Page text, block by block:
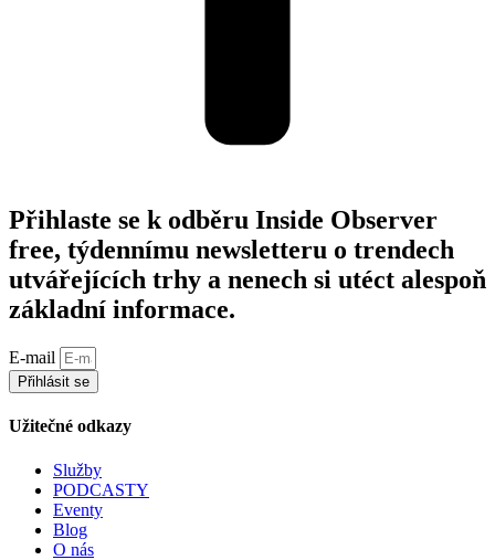
Přihlaste se k odběru Inside Observer
free, týdennímu newsletteru o trendech
utvářejících trhy a nenech si utéct alespoň
základní informace.
E-mail
Přihlásit se
Užitečné odkazy
Služby
PODCASTY
Eventy
Blog
O nás